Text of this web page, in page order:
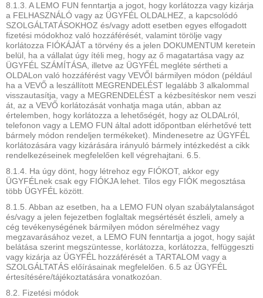
8.1.3. A LEMO FUN fenntartja a jogot, hogy korlátozza vagy kizárja
a FELHASZNÁLÓ vagy az ÜGYFÉL OLDALHEZ, a kapcsolódó
SZOLGÁLTATÁSOKHOZ és/vagy adott esetben egyes elfogadott
fizetési módokhoz való hozzáférését, valamint törölje vagy
korlátozza FIÓKÁJÁT a törvény és a jelen DOKUMENTUM keretein
belül, ha a vállalat úgy ítéli meg, hogy az ő magatartása vagy az
ÜGYFÉL SZÁMÍTÁSA, illetve az ÜGYFÉL megléte sértheti a
OLDALon való hozzáférést vagy VEVŐI bármilyen módon (például
ha a VEVŐ a leszállított MEGRENDELÉST legalább 3 alkalommal
visszautasítja, vagy a MEGRENDELÉST a kézbesítéskor nem veszi
át, az a VEVŐ korlátozását vonhatja maga után, abban az
értelemben, hogy korlátozza a lehetőségét, hogy az OLDALról,
telefonon vagy a LEMO FUN által adott időpontban elérhetővé tett
bármely módon rendeljen termékeket). Mindenesetre az ÜGYFÉL
korlátozására vagy kizárására irányuló bármely intézkedést a cikk
rendelkezéseinek megfelelően kell végrehajtani. 6.5.
8.1.4. Ha úgy dönt, hogy létrehoz egy FIÓKOT, akkor egy
ÜGYFÉLnek csak egy FIÓKJA lehet. Tilos egy FIÓK megosztása
több ÜGYFÉL között.
8.1.5. Abban az esetben, ha a LEMO FUN olyan szabálytalanságot
és/vagy a jelen fejezetben foglaltak megsértését észleli, amely a
cég tevékenységének bármilyen módon sérelméhez vagy
megzavarásához vezet, a LEMO FUN fenntartja a jogot, hogy saját
belátása szerint megszüntesse, korlátozza, korlátozza, felfüggeszti
vagy kizárja az ÜGYFÉL hozzáférését a TARTALOM vagy a
SZOLGÁLTATÁS előírásainak megfelelően. 6.5 az ÜGYFÉL
értesítésére/tájékoztatására vonatkozóan.
8.2. Fizetési módok